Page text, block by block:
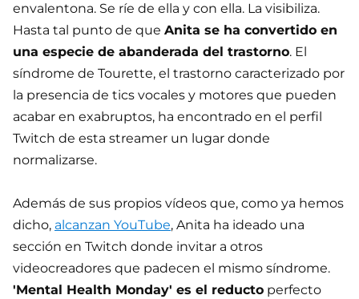
envalentona. Se ríe de ella y con ella. La visibiliza.
Hasta tal punto de que Anita se ha convertido en
una especie de abanderada del trastorno. El
síndrome de Tourette, el trastorno caracterizado por
la presencia de tics vocales y motores que pueden
acabar en exabruptos, ha encontrado en el perfil
Twitch de esta streamer un lugar donde
normalizarse.
Además de sus propios vídeos que, como ya hemos
dicho, alcanzan YouTube, Anita ha ideado una
sección en Twitch donde invitar a otros
videocreadores que padecen el mismo síndrome.
'Mental Health Monday' es el reducto perfecto